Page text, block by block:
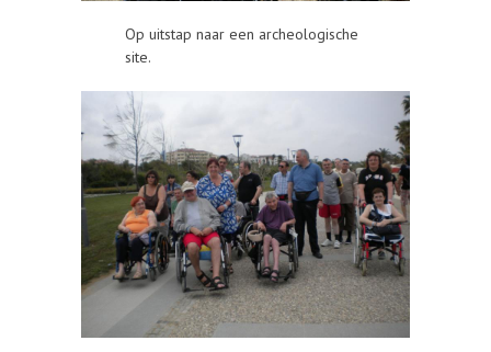
Op uitstap naar een archeologische
site.